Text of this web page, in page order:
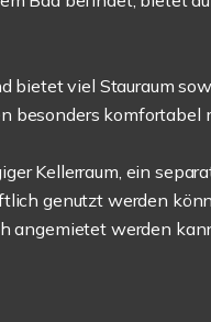
bietet viel Stauraum
besonders komfortabel
Kellerraum, ein
genutzt werden
angemietet werden